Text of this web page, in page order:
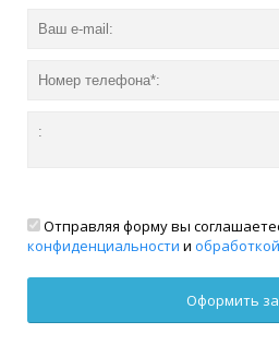
Отправляя форму вы
конфиденциальности и